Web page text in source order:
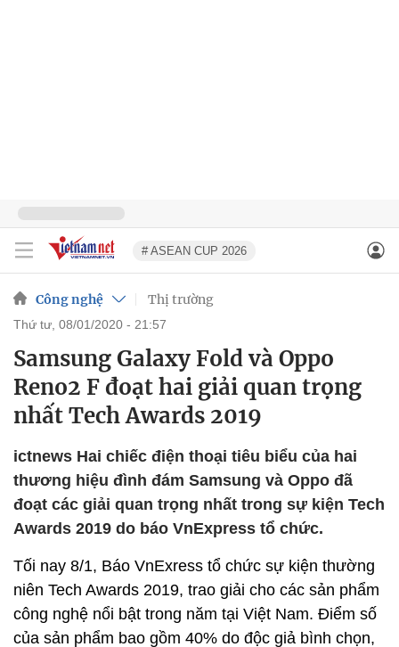
# ASEAN CUP 2026
Công nghệ Thị trường
thứ tư, 08/01/2020 - 21:57
Samsung Galaxy Fold và Oppo
Reno2 F đoạt hai giải quan trọng
nhất Tech Awards 2019
ictnews Hai chiếc điện thoại tiêu biểu của hai
thương hiệu đình đám Samsung và Oppo đã
đoạt các giải quan trọng nhất trong sự kiện Tech
Awards 2019 do báo VnExpress tổ chức.
Tối nay 8/1, Báo VnExress tổ chức sự kiện thường
niên Tech Awards 2019, trao giải cho các sản phẩm
công nghệ nổi bật trong năm tại Việt Nam. Điểm số
của sản phẩm bao gồm 40% do độc giả bình chọn,